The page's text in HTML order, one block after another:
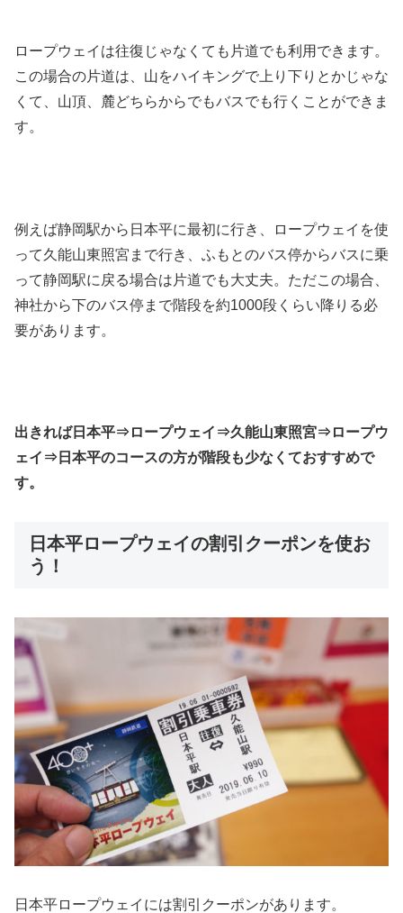
ロープウェイは往復じゃなくても片道でも利用できます。
この場合の片道は、山をハイキングで上り下りとかじゃな
くて、山頂、麓どちらからでもバスでも行くことができま
す。
例えば静岡駅から日本平に最初に行き、ロープウェイを使
って久能山東照宮まで行き、ふもとのバス停からバスに乗
って静岡駅に戻る場合は片道でも大丈夫。ただこの場合、
神社から下のバス停まで階段を約1000段くらい降りる必
要があります。
出きれば日本平⇒ロープウェイ⇒久能山東照宮⇒ロープウ
ェイ⇒日本平のコースの方が階段も少なくておすすめで
す。
日本平ロープウェイの割引クーポンを使お
う！
日本平ロープウェイには割引クーポンがあります。